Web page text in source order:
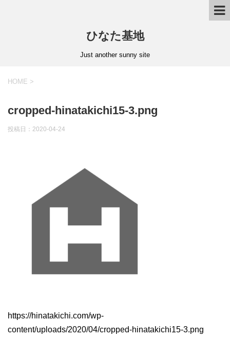
ひなた基地
Just another sunny site
HOME >
cropped-hinatakichi15-3.png
投稿日：2020-04-24
https://hinatakichi.com/wp-
content/uploads/2020/04/cropped-hinatakichi15-3.png